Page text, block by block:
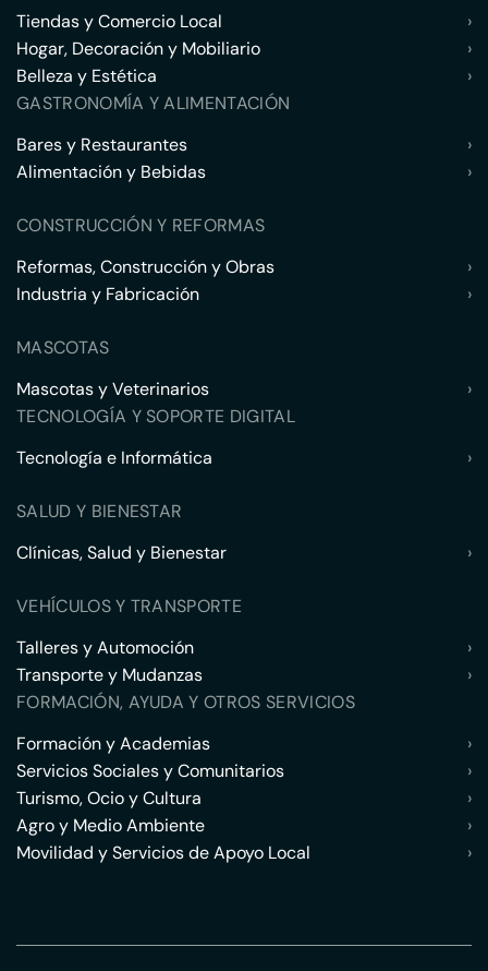
Tiendas y Comercio Local
›
Hogar, Decoración y Mobiliario
›
Belleza y Estética
›
GASTRONOMÍA Y ALIMENTACIÓN
Bares y Restaurantes
›
Alimentación y Bebidas
›
CONSTRUCCIÓN Y REFORMAS
Reformas, Construcción y Obras
›
Industria y Fabricación
›
MASCOTAS
Mascotas y Veterinarios
›
TECNOLOGÍA Y SOPORTE DIGITAL
Tecnología e Informática
›
SALUD Y BIENESTAR
Clínicas, Salud y Bienestar
›
VEHÍCULOS Y TRANSPORTE
Talleres y Automoción
›
Transporte y Mudanzas
›
FORMACIÓN, AYUDA Y OTROS SERVICIOS
Formación y Academias
›
Servicios Sociales y Comunitarios
›
Turismo, Ocio y Cultura
›
Agro y Medio Ambiente
›
Movilidad y Servicios de Apoyo Local
›